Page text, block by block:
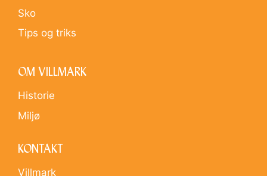
Sko
Tips og triks
OM VILLMARK
Historie
Miljø
KONTAKT
Villmark